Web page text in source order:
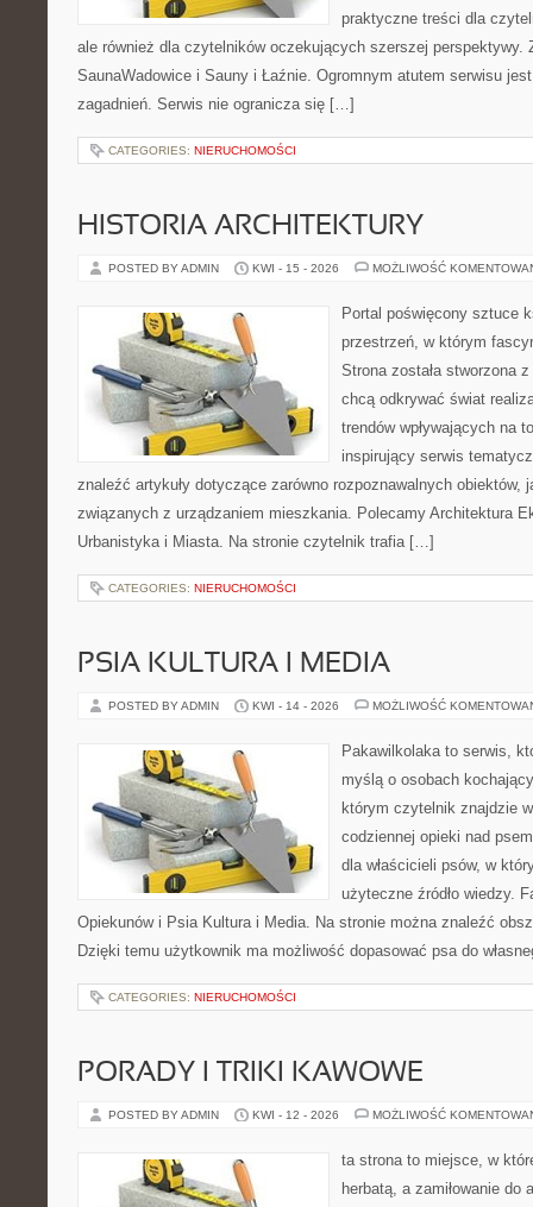
praktyczne treści dla
ale również dla czytelników oczekujących szerszej perspektywy.
SaunaWadowice i Sauny i Łaźnie. Ogromnym atutem serwisu
zagadnień. Serwis nie ogranicza się […]
CATEGORIES: NIERUCHOMOŚCI
HISTORIA ARCHITEKTURY
POSTED BY ADMIN KWI - 15 - 2026 MOŻLIWOŚĆ
Portal poświęcony sztuce
przestrzeń, w którym
Strona została stworzona
chcą odkrywać świat
trendów wpływających na
inspirujący serwis
znaleźć artykuły dotyczące zarówno rozpoznawalnych obiektów,
związanych z urządzaniem mieszkania. Polecamy Architektura
Urbanistyka i Miasta. Na stronie czytelnik trafia […]
CATEGORIES: NIERUCHOMOŚCI
PSIA KULTURA I MEDIA
POSTED BY ADMIN KWI - 14 - 2026 MOŻLIWOŚĆ
Pakawilkolaka to serwis,
myślą o osobach
którym czytelnik znajdzie
codziennej opieki nad
dla właścicieli psów, w
użyteczne źródło wiedzy.
Opiekunów i Psia Kultura i Media. Na stronie można znaleźć
Dzięki temu użytkownik ma możliwość dopasować psa do
CATEGORIES: NIERUCHOMOŚCI
PORADY I TRIKI KAWOWE
POSTED BY ADMIN KWI - 12 - 2026 MOŻLIWOŚĆ
ta strona to miejsce, w
herbatą, a zamiłowanie do